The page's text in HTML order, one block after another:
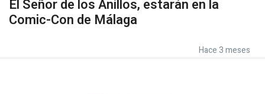
El Señor de los Anillos, estarán en la
Comic-Con de Málaga
Hace 3 meses